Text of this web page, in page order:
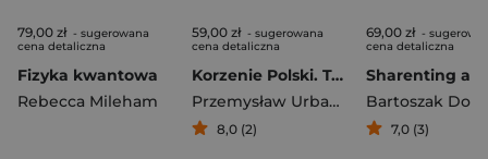
79,00 zł - sugerowana
cena detaliczna
Fizyka kwantowa
Rebecca Mileham
59,00 zł - sugerowana
cena detaliczna
Korzenie Polski. Tom 1
Przemysław Urbańczyk
8,0 (2)
69,00 zł -
cena detaliczna
7,0 (3)